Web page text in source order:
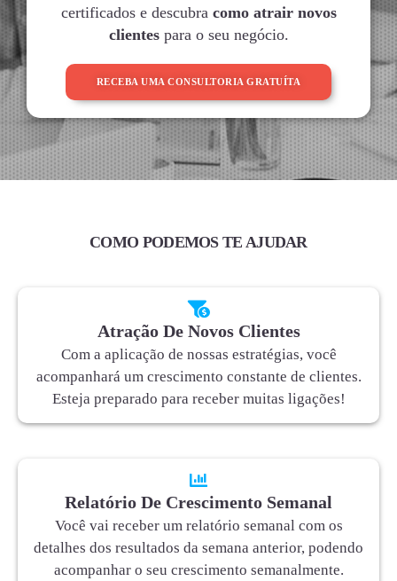
certificados e descubra como atrair novos
clientespara o seu negócio.
RECEBA UMA CONSULTORIA GRATUÍTA
COMO PODEMOS TE AJUDAR
Atração De Novos Clientes
Com a aplicação de nossas estratégias, você
acompanhará um crescimento constante de clientes.
Esteja preparado para receber muitas ligações!
Relatório De Crescimento Semanal
Você vai receber um relatório semanal com os
detalhes dos resultados da semana anterior, podendo
acompanhar o seu crescimento semanalmente.